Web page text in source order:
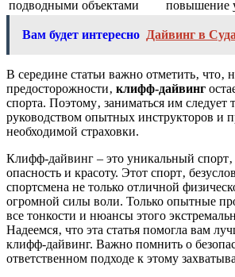
подводными объектами повышение
Вам будет интересно Дайвинг в
В середине статьи важно отметить‚ что‚
предосторожности‚ клифф-дайвинг
спорта. Поэтому‚ заниматься им следует
руководством опытных инструкторов и
необходимой страховки.
Клифф-дайвинг – это уникальный
опасность и красоту. Этот спорт‚
спортсмена не только отличной
огромной силы воли. Только опытные
все тонкости и нюансы этого
Надеемся‚ что эта статья помогла вам
клифф-дайвинг. Важно помнить о
ответственном подходе к этому